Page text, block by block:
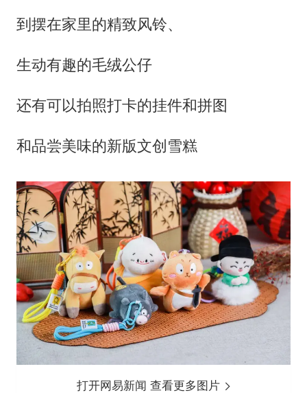
到摆在家里的精致风铃、
生动有趣的毛绒公仔
还有可以拍照打卡的挂件和拼图
和品尝美味的新版文创雪糕
打开网易新闻 查看更多图片